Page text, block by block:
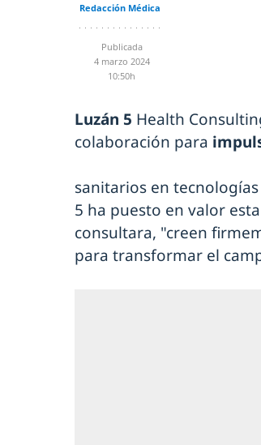
Redacción Médica
Publicada
4 marzo 2024
10:50h
Luzán 5 Health
colaboración para
sanitarios en
5 ha puesto en valor
consultara, "creen
para transformar el